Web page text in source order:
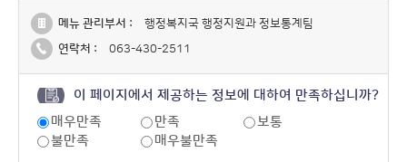
메뉴 관리부서 :
행정복지국 행정지원과 정보통계팀
연락처 :
063-430-2511
이 페이지에서 제공하는 정보에 대하여 만족하십니까?
매우만족
만족
보통
불만족
매우불만족